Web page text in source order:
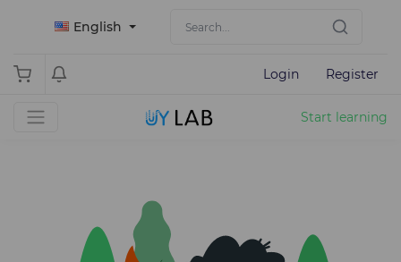
English
Login Register
Start learning